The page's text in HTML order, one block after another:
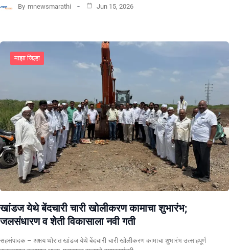
By mnewsmarathi Jun 15, 2026
माझा जिल्हा
खांडज येथे बेंदचारी चारी खोलीकरण कामाचा शुभारंभ;
जलसंधारण व शेती विकासाला नवी गती
सहसंपादक – अक्षय थोरात खांडज येथे बेंदचारी चारी खोलीकरण कामाचा शुभारंभ उत्साहपूर्ण